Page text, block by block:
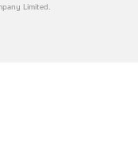
Limited.